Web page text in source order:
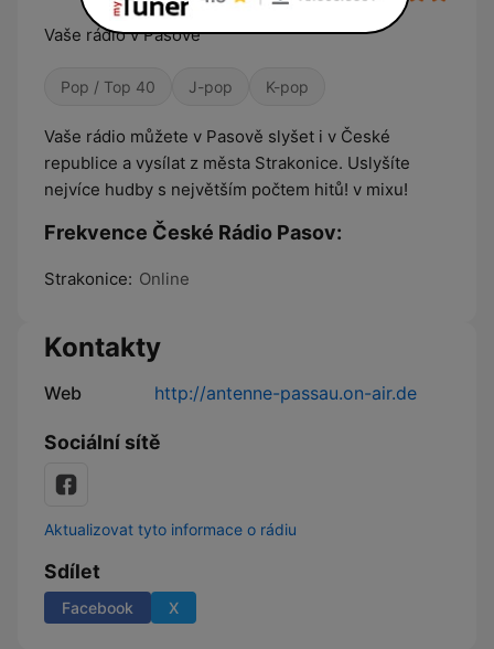
Vaše rádio v Pasově
Pop / Top 40 J-pop K-pop
Vaše rádio můžete v Pasově slyšet i v České
republice a vysílat z města Strakonice. Uslyšíte
nejvíce hudby s největším počtem hitů! v mixu!
Frekvence České Rádio Pasov:
Strakonice: Online
Kontakty
Web http://antenne-passau.on-air.de
Sociální sítě
Aktualizovat tyto informace o rádiu
Sdílet
Facebook X